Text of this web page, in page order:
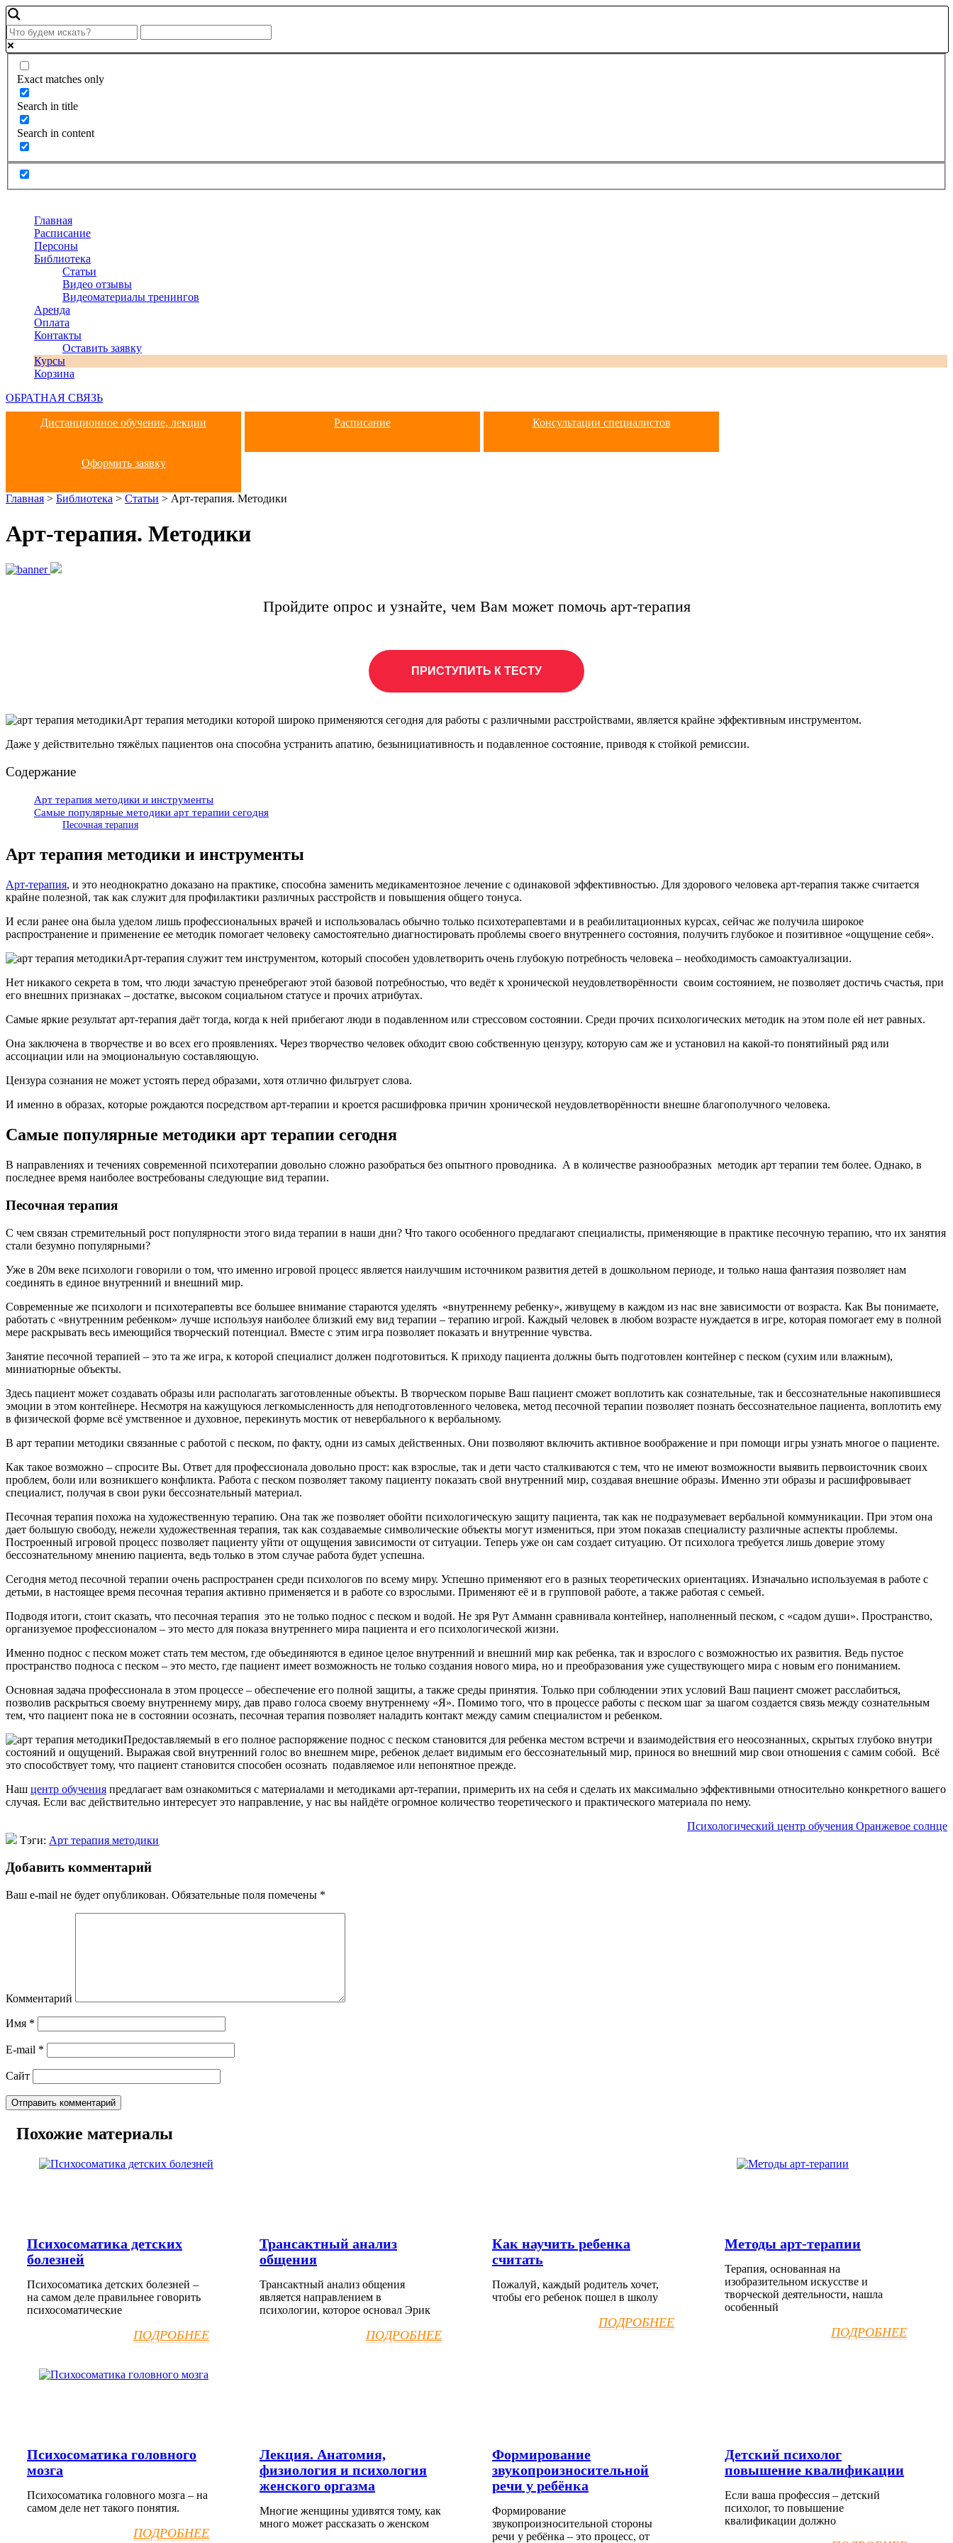
Exact matches only
Search in title
Search in content
Главная
Расписание
Персоны
Библиотека
Статьи
Видео отзывы
Видеоматериалы тренингов
Аренда
Оплата
Контакты
Оставить заявку
Курсы
Корзина
ОБРАТНАЯ СВЯЗЬ
Дистанционное обучение, лекции Расписание Консультации специалистов
Оформить заявку
Главная > Библиотека > Статьи > Арт-терапия. Методики
Арт-терапия. Методики
Пройдите опрос и узнайте, чем Вам может помочь арт-терапия
ПРИСТУПИТЬ К ТЕСТУ
Арт терапия методики которой широко применяются сегодня для работы с различными расстройствами, является крайне эффективным инструментом.
Даже у действительно тяжёлых пациентов она способна устранить апатию, безынициативность и подавленное состояние, приводя к стойкой ремиссии.
Содержание
Арт терапия методики и инструменты
Самые популярные методики арт терапии сегодня
Песочная терапия
Арт терапия методики и инструменты
Арт-терапия, и это неоднократно доказано на практике, способна заменить медикаментозное лечение с одинаковой эффективностью. Для здорового человека арт-терапия также считается
крайне полезной, так как служит для профилактики различных расстройств и повышения общего тонуса.
И если ранее она была уделом лишь профессиональных врачей и использовалась обычно только психотерапевтами и в реабилитационных курсах, сейчас же получила широкое
распространение и применение ее методик помогает человеку самостоятельно диагностировать проблемы своего внутреннего состояния, получить глубокое и позитивное «ощущение себя».
Арт-терапия служит тем инструментом, который способен удовлетворить очень глубокую потребность человека – необходимость самоактуализации.
Нет никакого секрета в том, что люди зачастую пренебрегают этой базовой потребностью, что ведёт к хронической неудовлетворённости своим состоянием, не позволяет достичь счастья, при
его внешних признаках – достатке, высоком социальном статусе и прочих атрибутах.
Самые яркие результат арт-терапия даёт тогда, когда к ней прибегают люди в подавленном или стрессовом состоянии. Среди прочих психологических методик на этом поле ей нет равных.
Она заключена в творчестве и во всех его проявлениях. Через творчество человек обходит свою собственную цензуру, которую сам же и установил на какой-то понятийный ряд или
ассоциации или на эмоциональную составляющую.
Цензура сознания не может устоять перед образами, хотя отлично фильтрует слова.
И именно в образах, которые рождаются посредством арт-терапии и кроется расшифровка причин хронической неудовлетворённости внешне благополучного человека.
Самые популярные методики арт терапии сегодня
В направлениях и течениях современной психотерапии довольно сложно разобраться без опытного проводника. А в количестве разнообразных методик арт терапии тем более. Однако, в
последнее время наиболее востребованы следующие вид терапии.
Песочная терапия
С чем связан стремительный рост популярности этого вида терапии в наши дни? Что такого особенного предлагают специалисты, применяющие в практике песочную терапию, что их занятия
стали безумно популярными?
Уже в 20м веке психологи говорили о том, что именно игровой процесс является наилучшим источником развития детей в дошкольном периоде, и только наша фантазия позволяет нам
соединять в единое внутренний и внешний мир.
Современные же психологи и психотерапевты все большее внимание стараются уделять «внутреннему ребенку», живущему в каждом из нас вне зависимости от возраста. Как Вы понимаете,
работать с «внутренним ребенком» лучше используя наиболее близкий ему вид терапии – терапию игрой. Каждый человек в любом возрасте нуждается в игре, которая помогает ему в полной
мере раскрывать весь имеющийся творческий потенциал. Вместе с этим игра позволяет показать и внутренние чувства.
Занятие песочной терапией – это та же игра, к которой специалист должен подготовиться. К приходу пациента должны быть подготовлен контейнер с песком (сухим или влажным),
миниатюрные объекты.
Здесь пациент может создавать образы или располагать заготовленные объекты. В творческом порыве Ваш пациент сможет воплотить как сознательные, так и бессознательные накопившиеся
эмоции в этом контейнере. Несмотря на кажущуюся легкомысленность для неподготовленного человека, метод песочной терапии позволяет познать бессознательное пациента, воплотить ему
в физической форме всё умственное и духовное, перекинуть мостик от невербального к вербальному.
В арт терапии методики связанные с работой с песком, по факту, одни из самых действенных. Они позволяют включить активное воображение и при помощи игры узнать многое о пациенте.
Как такое возможно – спросите Вы. Ответ для профессионала довольно прост: как взрослые, так и дети часто сталкиваются с тем, что не имеют возможности выявить первоисточник своих
проблем, боли или возникшего конфликта. Работа с песком позволяет такому пациенту показать свой внутренний мир, создавая внешние образы. Именно эти образы и расшифровывает
специалист, получая в свои руки бессознательный материал.
Песочная терапия похожа на художественную терапию. Она так же позволяет обойти психологическую защиту пациента, так как не подразумевает вербальной коммуникации. При этом она
дает большую свободу, нежели художественная терапия, так как создаваемые символические объекты могут измениться, при этом показав специалисту различные аспекты проблемы.
Построенный игровой процесс позволяет пациенту уйти от ощущения зависимости от ситуации. Теперь уже он сам создает ситуацию. От психолога требуется лишь доверие этому
бессознательному мнению пациента, ведь только в этом случае работа будет успешна.
Сегодня метод песочной терапии очень распространен среди психологов по всему миру. Успешно применяют его в разных теоретических ориентациях. Изначально используемая в работе с
детьми, в настоящее время песочная терапия активно применяется и в работе со взрослыми. Применяют её и в групповой работе, а также работая с семьей.
Подводя итоги, стоит сказать, что песочная терапия это не только поднос с песком и водой. Не зря Рут Амманн сравнивала контейнер, наполненный песком, с «садом души». Пространство,
организуемое профессионалом – это место для показа внутреннего мира пациента и его психологической жизни.
Именно поднос с песком может стать тем местом, где объединяются в единое целое внутренний и внешний мир как ребенка, так и взрослого с возможностью их развития. Ведь пустое
пространство подноса с песком – это место, где пациент имеет возможность не только создания нового мира, но и преобразования уже существующего мира с новым его пониманием.
Основная задача профессионала в этом процессе – обеспечение его полной защиты, а также среды принятия. Только при соблюдении этих условий Ваш пациент сможет расслабиться,
позволив раскрыться своему внутреннему миру, дав право голоса своему внутреннему «Я». Помимо того, что в процессе работы с песком шаг за шагом создается связь между сознательным
тем, что пациент пока не в состоянии осознать, песочная терапия позволяет наладить контакт между самим специалистом и ребенком.
Предоставляемый в его полное распоряжение поднос с песком становится для ребенка местом встречи и взаимодействия его неосознанных, скрытых глубоко внутри
состояний и ощущений. Выражая свой внутренний голос во внешнем мире, ребенок делает видимым его бессознательный мир, принося во внешний мир свои отношения с самим собой. Всё
это способствует тому, что пациент становится способен осознать подавляемое или непонятное прежде.
Наш центр обучения предлагает вам ознакомиться с материалами и методиками арт-терапии, примерить их на себя и сделать их максимально эффективными относительно конкретного вашего
случая. Если вас действительно интересует это направление, у нас вы найдёте огромное количество теоретического и практического материала по нему.
Психологический центр обучения Оранжевое солнце
Тэги: Арт терапия методики
Добавить комментарий
Ваш e-mail не будет опубликован. Обязательные поля помечены *
Комментарий
Имя *
E-mail *
Сайт
Похожие материалы
Психосоматика детских
болезней
Психосоматика детских болезней –
на самом деле правильнее говорить
психосоматические
ПОДРОБНЕЕ
Трансактный анализ
общения
Трансактный анализ общения
является направлением в
психологии, которое основал Эрик
ПОДРОБНЕЕ
Как научить ребенка
считать
Пожалуй, каждый родитель хочет,
чтобы его ребенок пошел в школу
ПОДРОБНЕЕ
Методы арт-терапии
Терапия, основанная на
изобразительном искусстве и
творческой деятельности, нашла
особенный
ПОДРОБНЕЕ
Психосоматика головного
мозга
Психосоматика головного мозга – на
самом деле нет такого понятия.
ПОДРОБНЕЕ
Лекция. Анатомия,
физиология и психология
женского оргазма
Многие женщины удивятся тому, как
много может рассказать о женском
Формирование
звукопроизносительной
речи у ребёнка
Формирование
звукопроизносительной стороны
речи у ребёнка – это процесс, от
Детский психолог
повышение квалификации
Если ваша профессия – детский
психолог, то повышение
квалификации должно